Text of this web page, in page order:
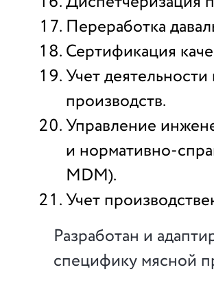
Переработка
Сертификация
Учет
производств.
Управление
и нормативно-
MDM).
Учет
Разработан и
специфику мясной